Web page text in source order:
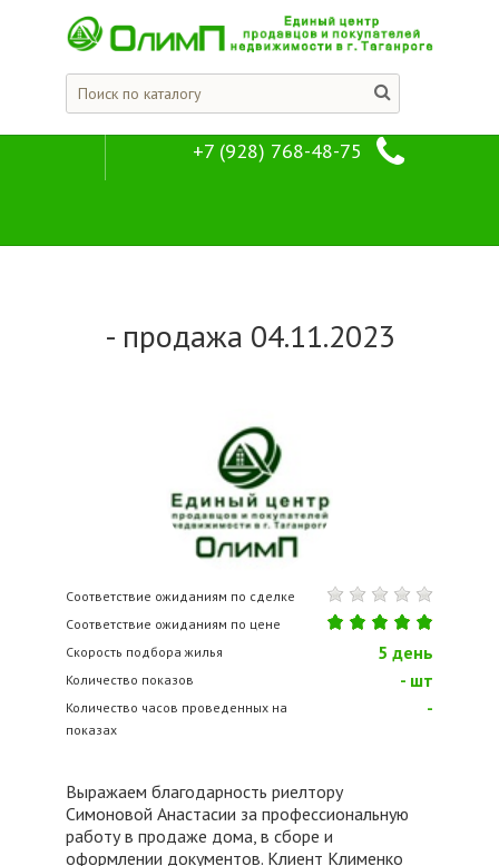
+7 (928) 768-48-75
- продажа 04.11.2023
Соответствие ожиданиям по сделке
Соответствие ожиданиям по цене
Скорость подбора жилья
5 день
Количество показов - шт
Количество часов проведенных на
показах
-
Выражаем благодарность риелтору
Симоновой Анастасии за профессиональную
работу в продаже дома, в сборе и
оформлении документов. Клиент Клименко